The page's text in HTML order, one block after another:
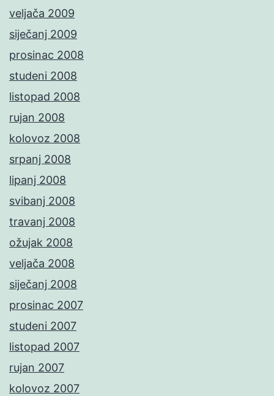
veljača 2009
siječanj 2009
prosinac 2008
studeni 2008
listopad 2008
rujan 2008
kolovoz 2008
srpanj 2008
lipanj 2008
svibanj 2008
travanj 2008
ožujak 2008
veljača 2008
siječanj 2008
prosinac 2007
studeni 2007
listopad 2007
rujan 2007
kolovoz 2007